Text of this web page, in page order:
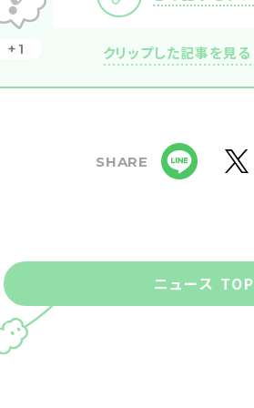
1 クリップした記事を見る
SHARE
ニュース TOP